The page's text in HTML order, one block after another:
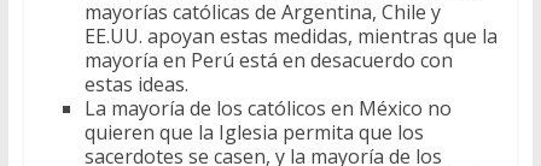
mayorías católicas de Argentina, Chile y
EE.UU. apoyan estas medidas, mientras que la
mayoría en Perú está en desacuerdo con
estas ideas.
La mayoría de los católicos en México no
quieren que la Iglesia permita que los
sacerdotes se casen, y la mayoría de los